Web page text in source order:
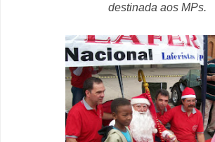
destinada aos MPs.